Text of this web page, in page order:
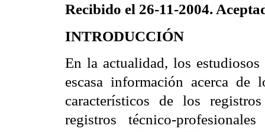
Recibido el 26-11-2004.
INTRODUCCIÓN
En la actualidad, los
escasa información acerca
característicos de los
registros técnico-